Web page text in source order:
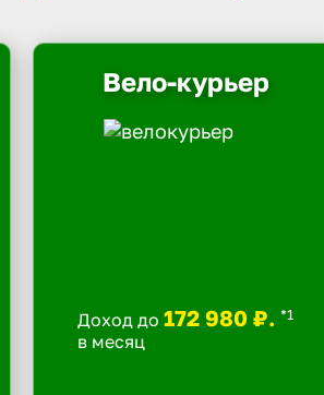
Вело-курьер
Доход до 172 980 ₽. *1
в месяц